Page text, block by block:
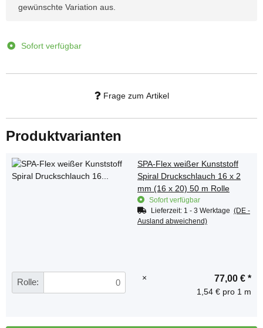
gewünschte Variation aus.
Sofort verfügbar
Frage zum Artikel
Produktvarianten
SPA-Flex weißer Kunststoff
Spiral Druckschlauch 16 x 2
mm (16 x 20) 50 m Rolle
Sofort verfügbar
Lieferzeit: 1 - 3 Werktage (DE -
Ausland abweichend)
Rolle: × 77,00 € *
1,54 € pro 1 m